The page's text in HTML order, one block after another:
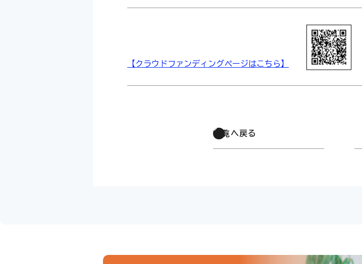
【クラウドファンディングページはこちら】
一覧へ戻る